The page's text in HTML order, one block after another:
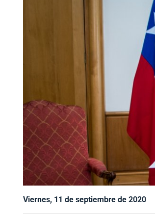
Viernes, 11 de septiembre de 2020